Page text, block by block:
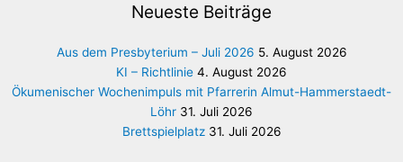
Neueste Beiträge
Aus dem Presbyterium – Juli 2026 5. August 2026
KI – Richtlinie 4. August 2026
Ökumenischer Wochenimpuls mit Pfarrerin Almut-Hammerstaedt-
Löhr 31. Juli 2026
Brettspielplatz 31. Juli 2026